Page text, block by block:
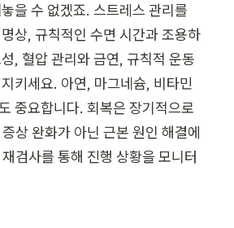
을 수 없겠죠. 스트레스 관리를
상, 규칙적인 수면 시간과 조용하
, 혈압 관리와 금연, 규칙적 운동
키세요. 아연, 마그네슘, 비타민
중요합니다. 회복은 장기적으로
상 완화가 아닌 근본 원인 해결에
검사를 통해 진행 상황을 모니터